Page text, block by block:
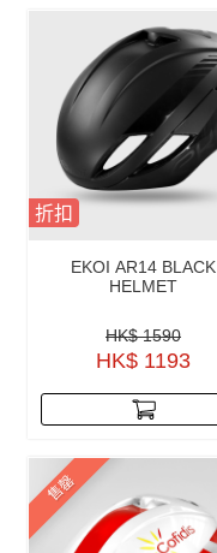
折扣
EKOI AR14 BLACK
HELMET
HK$ 1590
HK$ 1193
售罄